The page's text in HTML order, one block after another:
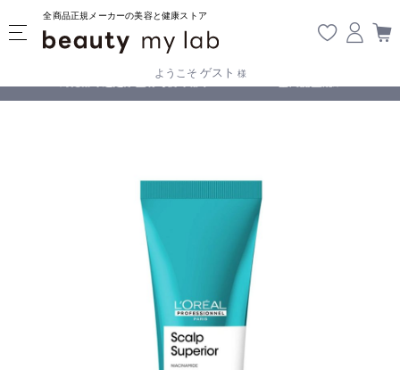
全商品正規メーカーの美容と健康ストア
ようこそ ゲスト 様
全商品正規メーカー流通商品